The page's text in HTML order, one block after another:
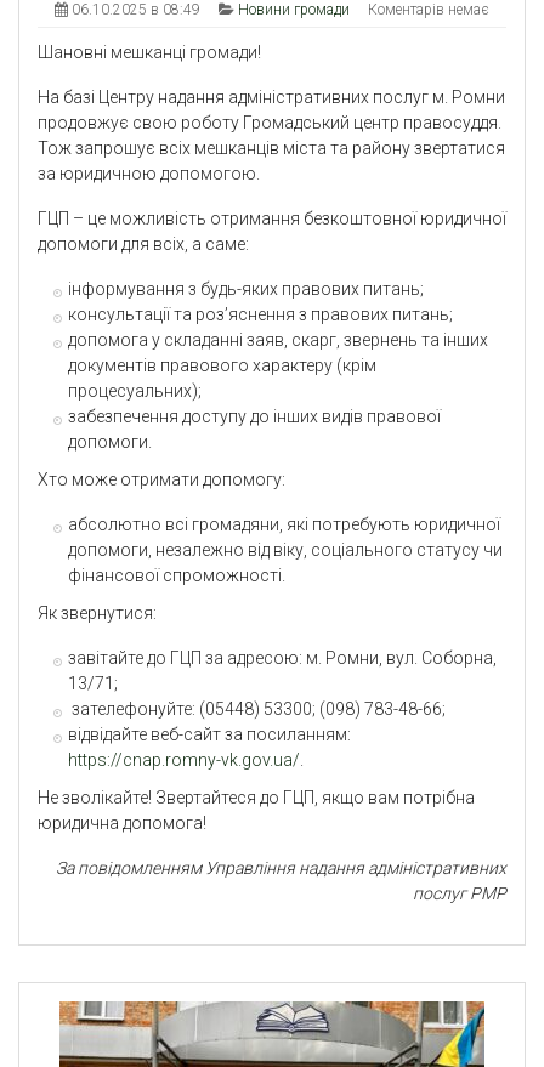
06.10.2025 в 08:49 Новини громади Коментарів немає
Шановні мешканці громади!
На базі Центру надання адміністративних послуг м. Ромни
продовжує свою роботу Громадський центр правосуддя.
Тож запрошує всіх мешканців міста та району звертатися
за юридичною допомогою.
ГЦП – це можливість отримання безкоштовної юридичної
допомоги для всіх, а саме:
інформування з будь-яких правових питань;
консультації та роз’яснення з правових питань;
допомога у складанні заяв, скарг, звернень та інших
документів правового характеру (крім
процесуальних);
забезпечення доступу до інших видів правової
допомоги.
Хто може отримати допомогу:
абсолютно всі громадяни, які потребують юридичної
допомоги, незалежно від віку, соціального статусу чи
фінансової спроможності.
Як звернутися:
завітайте до ГЦП за адресою: м. Ромни, вул. Соборна,
13/71;
зателефонуйте: (05448) 53300; (098) 783-48-66;
відвідайте веб-сайт за посиланням:
https://cnap.romny-vk.gov.ua/
Не зволікайте! Звертайтеся до ГЦП, якщо вам потрібна
юридична допомога!
За повідомленням Управління надання адміністративних
послуг РМР